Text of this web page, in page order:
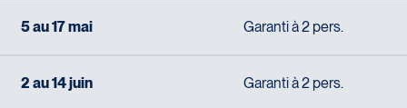
5 au 17 mai Garanti à 2 pers.
2 au 14 juin Garanti à 2 pers.